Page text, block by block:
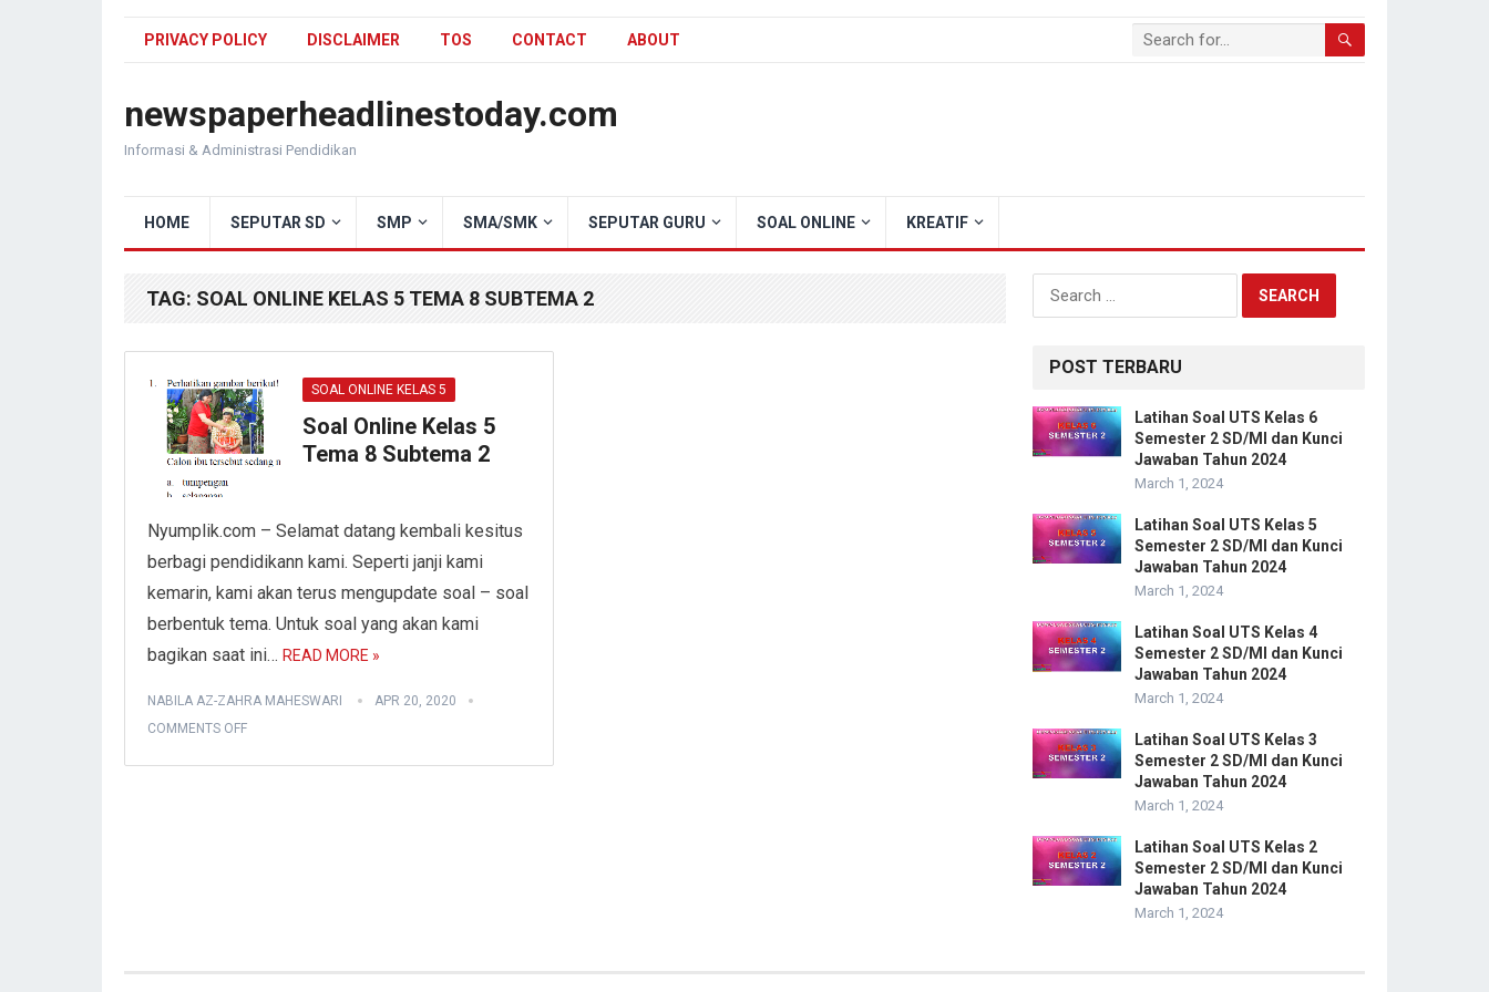
PRIVACY POLICY DISCLAIMER TOS CONTACT ABOUT
newspaperheadlinestoday.com
Informasi & Administrasi Pendidikan
HOME SEPUTAR SD SMP SMA/SMK SEPUTAR GURU SOAL ONLINE KREATIF
TAG: SOAL ONLINE KELAS 5 TEMA 8 SUBTEMA 2
SOAL ONLINE KELAS 5
Soal Online Kelas 5
Tema 8 Subtema 2
Nyumplik.com – Selamat datang kembali kesitus
berbagi pendidikann kami. Seperti janji kami
kemarin, kami akan terus mengupdate soal – soal
berbentuk tema. Untuk soal yang akan kami
bagikan saat ini… READ MORE »
NABILA AZ-ZAHRA MAHESWARI
APR 20, 2020
COMMENTS OFF
Search
for:
POST TERBARU
Latihan Soal UTS Kelas 6
Semester 2 SD/MI dan Kunci
Jawaban Tahun 2024
March 1, 2024
Latihan Soal UTS Kelas 5
Semester 2 SD/MI dan Kunci
Jawaban Tahun 2024
March 1, 2024
Latihan Soal UTS Kelas 4
Semester 2 SD/MI dan Kunci
Jawaban Tahun 2024
March 1, 2024
Latihan Soal UTS Kelas 3
Semester 2 SD/MI dan Kunci
Jawaban Tahun 2024
March 1, 2024
Latihan Soal UTS Kelas 2
Semester 2 SD/MI dan Kunci
Jawaban Tahun 2024
March 1, 2024